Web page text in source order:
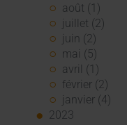
août (1)
juillet (2)
juin (2)
mai (5)
avril (1)
février (2)
janvier (4)
2023